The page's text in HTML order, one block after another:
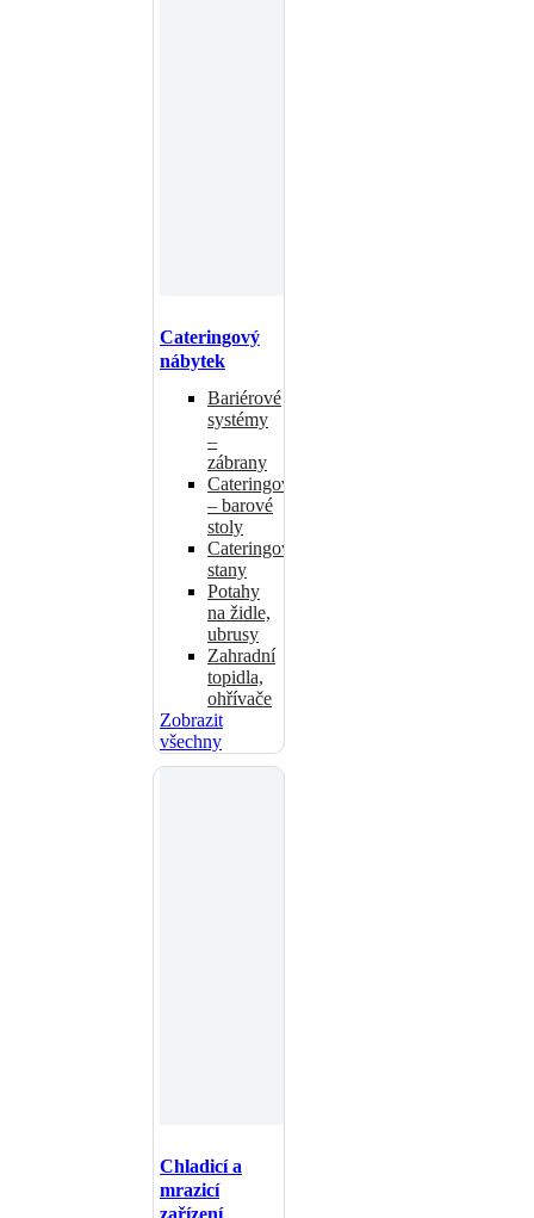
Cateringový
nábytek
Bariérové
systémy
–
zábrany
Cateringové
– barové
stoly
Cateringové
stany
Potahy
na židle,
ubrusy
Zahradní
topidla,
ohřívače
Zobrazit
všechny
Chladicí a
mrazicí